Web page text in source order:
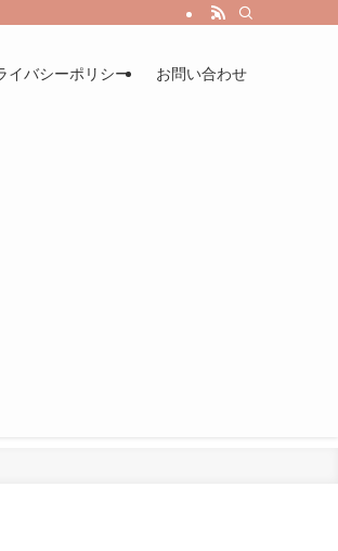
イバシーポリシー お問い合わせ